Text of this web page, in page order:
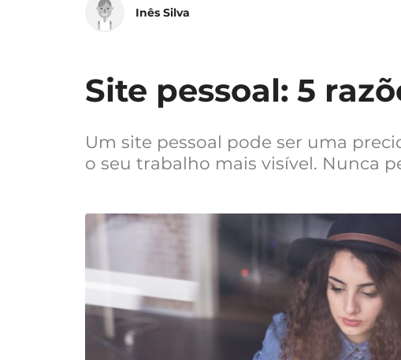
Inês Silva
Site pessoal: 5
Um site pessoal pode ser uma
o seu trabalho mais visível. Nunca